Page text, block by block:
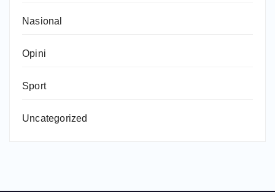
Nasional
Opini
Sport
Uncategorized